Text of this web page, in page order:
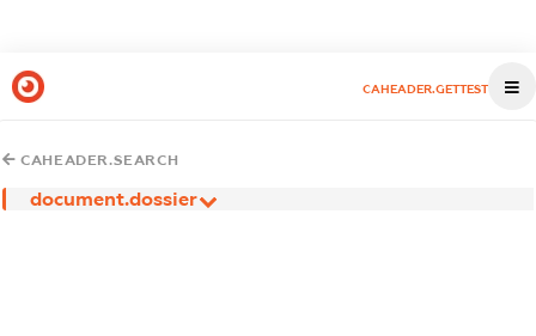
CAHEADER.GETTEST
CAHEADER.SEARCH
document.dossier